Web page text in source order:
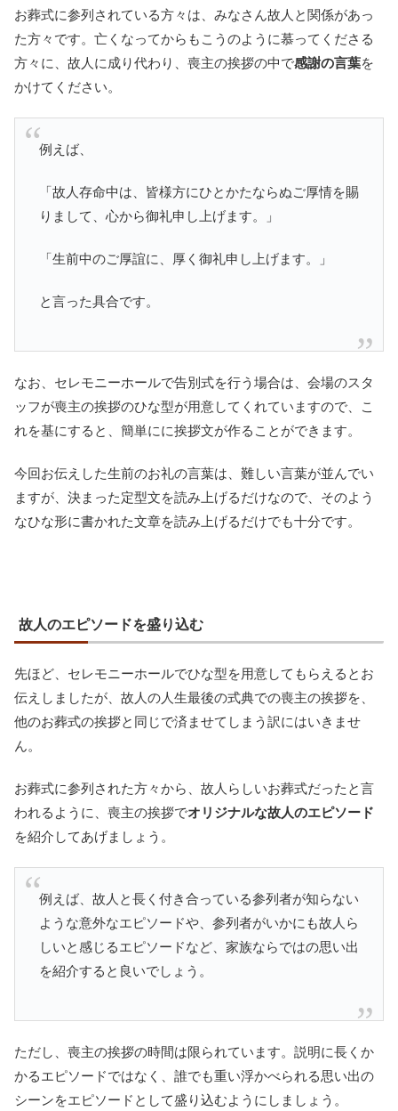
お葬式に参列されている方々は、みなさん故人と関係があっ
た方々です。亡くなってからもこうのように慕ってくださる
方々に、故人に成り代わり、喪主の挨拶の中で感謝の言葉を
かけてください。
例えば、
「故人存命中は、皆様方にひとかたならぬご厚情を賜
りまして、心から御礼申し上げます。」
「生前中のご厚誼に、厚く御礼申し上げます。」
と言った具合です。
なお、セレモニーホールで告別式を行う場合は、会場のスタ
ッフが喪主の挨拶のひな型が用意してくれていますので、こ
れを基にすると、簡単にに挨拶文が作ることができます。
今回お伝えした生前のお礼の言葉は、難しい言葉が並んでい
ますが、決まった定型文を読み上げるだけなので、そのよう
なひな形に書かれた文章を読み上げるだけでも十分です。
故人のエピソードを盛り込む
先ほど、セレモニーホールでひな型を用意してもらえるとお
伝えしましたが、故人の人生最後の式典での喪主の挨拶を、
他のお葬式の挨拶と同じで済ませてしまう訳にはいきませ
ん。
お葬式に参列された方々から、故人らしいお葬式だったと言
われるように、喪主の挨拶でオリジナルな故人のエピソード
を紹介してあげましょう。
例えば、故人と長く付き合っている参列者が知らない
ような意外なエピソードや、参列者がいかにも故人ら
しいと感じるエピソードなど、家族ならではの思い出
を紹介すると良いでしょう。
ただし、喪主の挨拶の時間は限られています。説明に長くか
かるエピソードではなく、誰でも重い浮かべられる思い出の
シーンをエピソードとして盛り込むようにしましょう。